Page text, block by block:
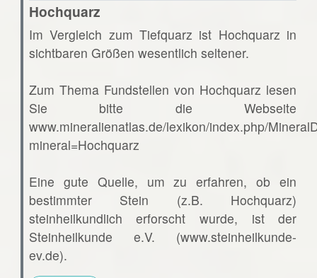
Hochquarz
Im Vergleich zum Tiefquarz ist Hochquarz in
sichtbaren Größen wesentlich seltener.
Zum Thema Fundstellen von Hochquarz lesen
Sie bitte die Webseite
www.mineralienatlas.de/lexikon/index.php/
mineral=Hochquarz
Eine gute Quelle, um zu erfahren, ob ein
bestimmter Stein (z.B. Hochquarz)
steinheilkundlich erforscht wurde, ist der
Steinheilkunde e.V. (www.steinheilkunde-
ev.de).